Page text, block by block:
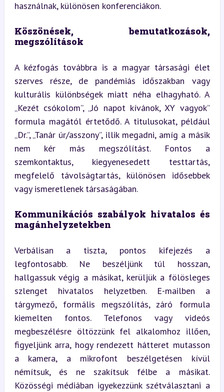
használnak, különösen konferenciákon.
Köszönések, bemutatkozások,
megszólítások
A kézfogás továbbra is a magyar társasági élet
szerves része, de pandémiás időszakban vagy
kulturális különbségek miatt néha elhagyható. A
„Kezét csókolom”, „Jó napot kívánok, XY vagyok”
formula magától értetődő. A titulusokat, például
„Dr.”, „Tanár úr/asszony”, illik megadni, amíg a másik
nem kér más megszólítást. Fontos a
szemkontaktus, kiegyenesedett testtartás,
megfelelő távolságtartás, különösen idősebbek
vagy ismeretlenek társaságában.
Kommunikációs szabályok hivatalos és
magánhelyzetekben
Verbálisan a tiszta, pontos kifejezés a
legfontosabb. Ne beszéljünk túl hosszan,
hallgassuk végig a másikat, kerüljük a fölösleges
szlenget hivatalos helyzetben. E-mailben a
tárgymező, formális megszólítás, záró formula
kiemelten fontos. Telefonos vagy videós
megbeszélésre öltözzünk fel alkalomhoz illően,
figyeljünk arra, hogy rendezett hátteret mutasson
a kamera, a mikrofont beszélgetésen kívül
némítsuk, és ne szakítsuk félbe a másikat.
Közösségi médiában igyekezzünk szétválasztani a